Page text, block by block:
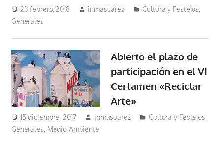
23 febrero, 2018 inmasuarez Cultura y Festejos,
Generales
Abierto el plazo de
participación en el VI
Certamen «Reciclar
Arte»
15 diciembre, 2017 inmasuarez Cultura y Festejos,
Generales, Medio Ambiente